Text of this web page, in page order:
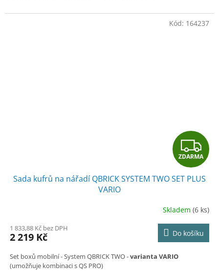
Z
D
A
R
M
A
ZDARMA
Sada kufrů na nářadí QBRICK SYSTEM TWO SET PLUS
VARIO
Skladem (6 ks)
1 833,88 Kč bez DPH
2 219 Kč Do košíku
Set boxů mobilní- System QBRICK TWO -varianta VARIO
(umožňuje kombinaci s QS PRO)
Kód: 164237